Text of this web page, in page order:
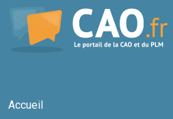
Accueil